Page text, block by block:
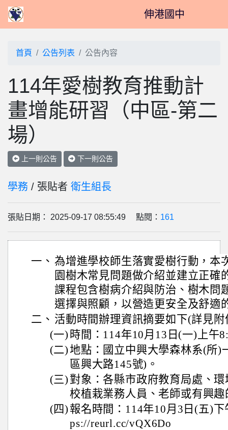
伸港國中
首頁 公告列表 公告內容
114年愛樹教育推動計
畫增能研習（中區-第二
場）
上一則公告 下一則公告
學務 / 張貼者 衛生組長
張貼日期： 2025-09-17 08:55:49 點閱： 161
一、 為增進學校師生落實愛樹行動，本
園樹木常見問題做介紹並建立正確
課程包含樹病介紹與防治、樹木問
選擇與照顧，以營造更安全及舒適
二、 活動時間辦理資訊摘要如下(詳見
(一) 時間：114年10月13日(一)上午
(二)地點：國立中興大學森林系(所)
區興大路145號)。
(三) 對象：各縣市政府教育局處、
校植栽業務人員、老師或有興
(四) 報名時間：114年10月3日(五)
ps://reurl.cc/vQX6Do